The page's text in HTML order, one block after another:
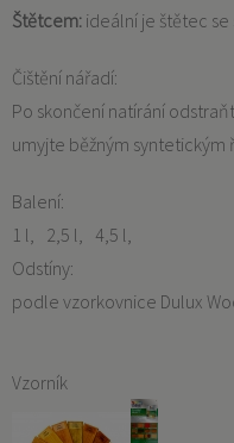
Štětcem: ideální je štětec
Čištění nářadí:
Po skončení natírání
umyjte běžným syntetickým
Balení:
1 l
2,5 l
4,5 l
Odstíny:
podle vzorkovnice Dulux
Vzorník